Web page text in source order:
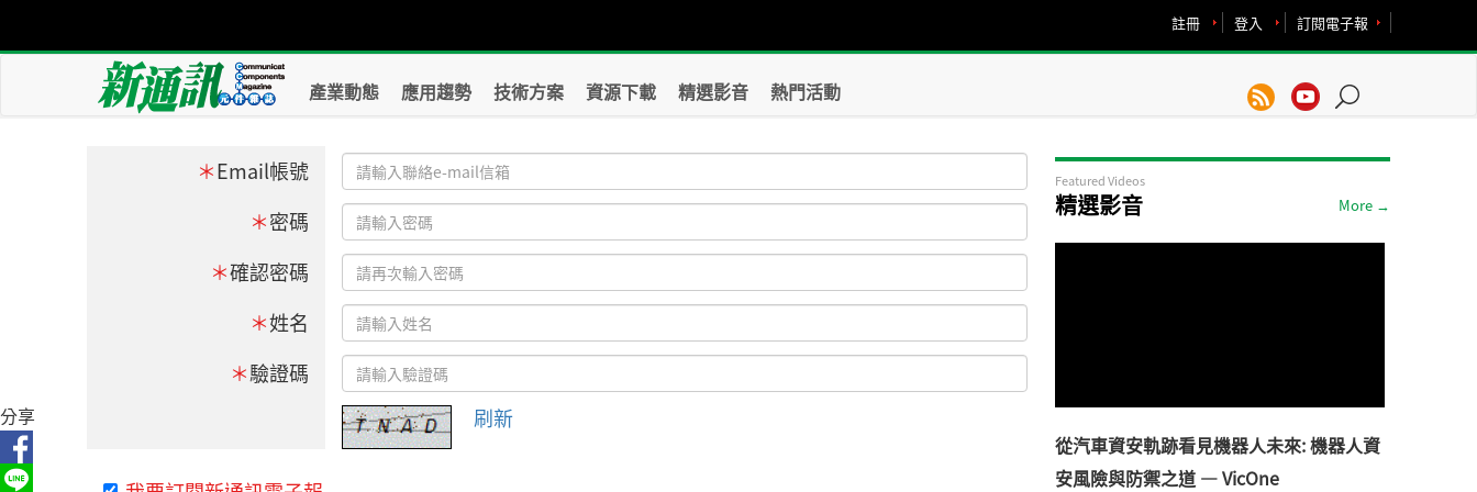
訂閱電子報
登入
註冊
產業動態 應用趨勢 技術方案 資源下載 精選影音 熱門活動
＊Email帳號
＊密碼
＊確認密碼
＊姓名
＊驗證碼
刷新
Featured Videos
精選影音 More →
從汽車資安軌跡看見機器人未來: 機器人資
安風險與防禦之道 — VicOne
分享